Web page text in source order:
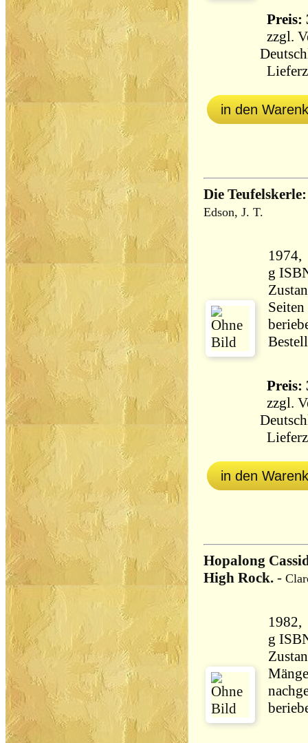
Preis:
zzgl.
in den
Die
Edson, J. T.
1974,
g
Preis:
zzgl.
in den
Hopalong
High Rock. -
1982,
g